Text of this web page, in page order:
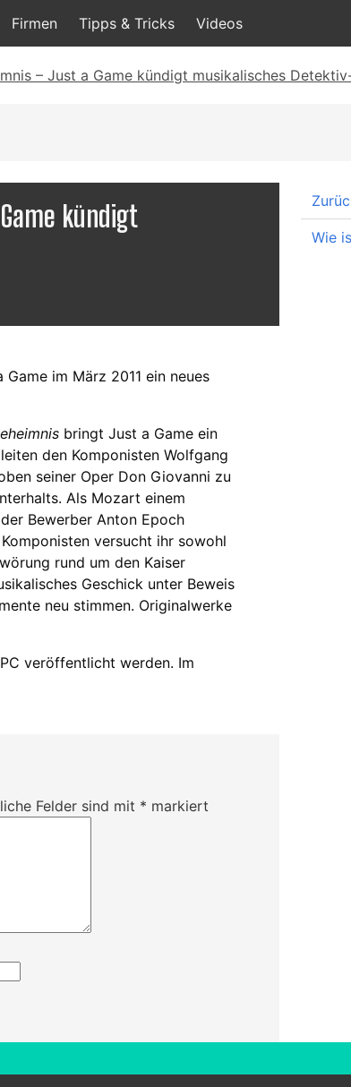
Firmen Tipps & Tricks Videos
– Just a Game kündigt musikalisches
kündigt
im März 2011 ein neues
bringt Just a Game ein
den Komponisten Wolfgang
seiner Oper Don Giovanni zu
Als Mozart einem
Bewerber Anton Epoch
versucht ihr sowohl
rund um den Kaiser
Geschick unter Beweis
neu stimmen. Originalwerke
veröffentlicht werden. Im
Felder sind mit * markiert
Wie